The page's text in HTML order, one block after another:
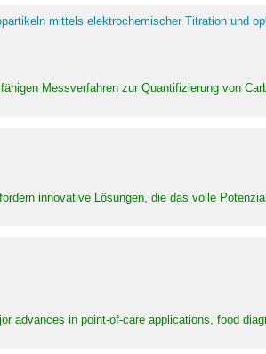
mittels elektrochemischer Titration und
Messverfahren zur Quantifizierung von
innovative Lösungen, die das volle
advances in point-of-care applications, food